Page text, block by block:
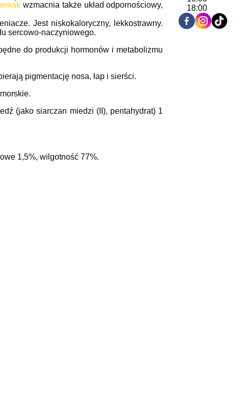
18:00
wzmacnia także układ odpornościowy,
Jest niskokaloryczny, lekkostrawny.
sercowo-naczyniowego.
do produkcji hormonów i metabolizmu
pigmentację nosa, łap i sierści.
(jako siarczan miedzi (II), pentahydrat) 1
1,5%, wilgotność 77%.